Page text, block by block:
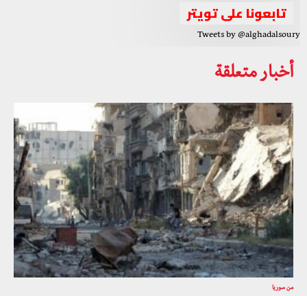
تابعونا على تويتر
Tweets by @alghadalsoury
أخبار متعلقة
من سوريا